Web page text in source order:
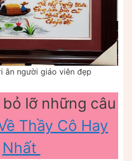
ân người giáo viên đẹp
lỡ những câu
Thầy Cô Hay
Nhất